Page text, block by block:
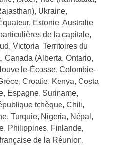
Ukraine,
Estonie, Australie
de la capitale,
Victoria, Territoires du
Canada (Alberta, Ontario,
Écosse, Colombie-
Croatie, Kenya, Costa
Espagne, Suriname,
tchèque, Chili,
Turquie, Nigeria, Népal,
Philippines, Finlande,
de la Réunion,